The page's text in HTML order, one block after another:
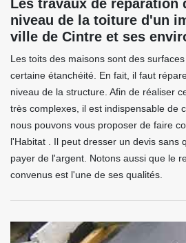
Les travaux de réparation
niveau de la toiture d'un
ville de Cintre et ses
Les toits des maisons sont des
certaine étanchéité. En fait, il faut
niveau de la structure. Afin de réaliser
très complexes, il est indispensable de
nous pouvons vous proposer de faire
l'Habitat . Il peut dresser un devis sans
payer de l'argent. Notons aussi que le
convenus est l'une de ses qualités.